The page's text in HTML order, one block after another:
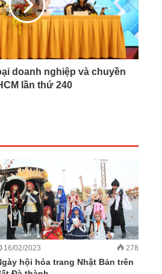
doanh nghiệp và chuyền
lần thứ 240
16/02/2023 278
hội hóa trang Nhật Bản trên